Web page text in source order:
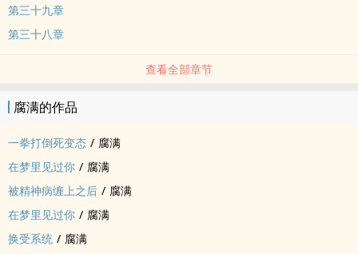
总攻NP文。攻很软弱，很平凡，很老实，也很没出息，但是很有原则
【才怪】。
注意事项：本文弱强仅限攻受性格，不对任何有控度需求的读者负
第三十九章
第三十八章
查看全部章节
腐满的作品
一拳打倒死变态 / 腐满
在梦里见过你 / 腐满
被精神病缠上之后 / 腐满
在梦里见过你 / 腐满
换受系统 / 腐满